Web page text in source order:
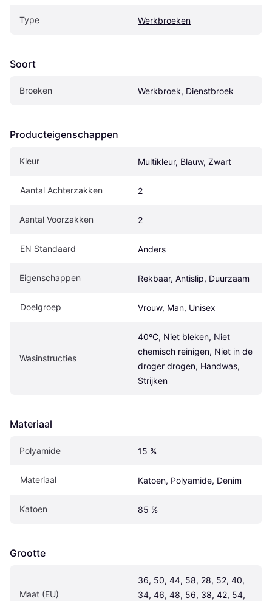
Type Werkbroeken
Soort
Broeken Werkbroek, Dienstbroek
Producteigenschappen
Kleur Multikleur, Blauw, Zwart
Aantal Achterzakken 2
Aantal Voorzakken 2
EN Standaard Anders
Eigenschappen Rekbaar, Antislip, Duurzaam
Doelgroep Vrouw, Man, Unisex
Wasinstructies
40ºC, Niet bleken, Niet
chemisch reinigen, Niet in de
droger drogen, Handwas,
Strijken
Materiaal
Polyamide 15 %
Materiaal Katoen, Polyamide, Denim
Katoen 85 %
Grootte
Maat (EU)
36, 50, 44, 58, 28, 52, 40,
34, 46, 48, 56, 38, 42, 54,